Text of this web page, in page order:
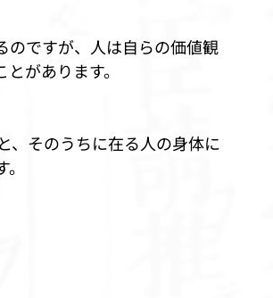
のですが、人は自らの価値観
があります。
、そのうちに在る人の身体に